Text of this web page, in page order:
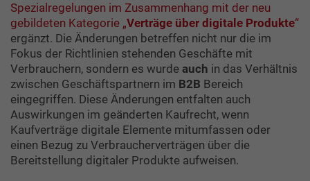
Spezialregelungen im Zusammenhang mit der neu
gebildeten Kategorie „Verträge über digitale Produkte“
ergänzt. Die Änderungen betreffen nicht nur die im
Fokus der Richtlinien stehenden Geschäfte mit
Verbrauchern, sondern es wurde auch in das Verhältnis
zwischen Geschäftspartnern im B2B Bereich
eingegriffen. Diese Änderungen entfalten auch
Auswirkungen im geänderten Kaufrecht, wenn
Kaufverträge digitale Elemente mitumfassen oder
einen Bezug zu Verbraucherverträgen über die
Bereitstellung digitaler Produkte aufweisen.